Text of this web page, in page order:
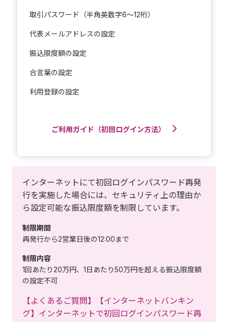
取引パスワード（半角英数字6～12桁）
代表メールアドレスの設定
振込限度額の設定
合言葉の設定
利用登録の設定
ご利用ガイド（初回ログイン方法）
インターネットにて初回ログインパスワード再発
行を実施した場合には、セキュリティ上の理由か
ら設定可能な振込限度額を制限しています。
制限期間
再発行から2営業日後の12:00まで
制限内容
1回あたり20万円、1日あたり50万円を超える振込限度額
の設定不可
【よくあるご質問】【インターネットバンキン
グ】インターネットで初回ログインパスワード再